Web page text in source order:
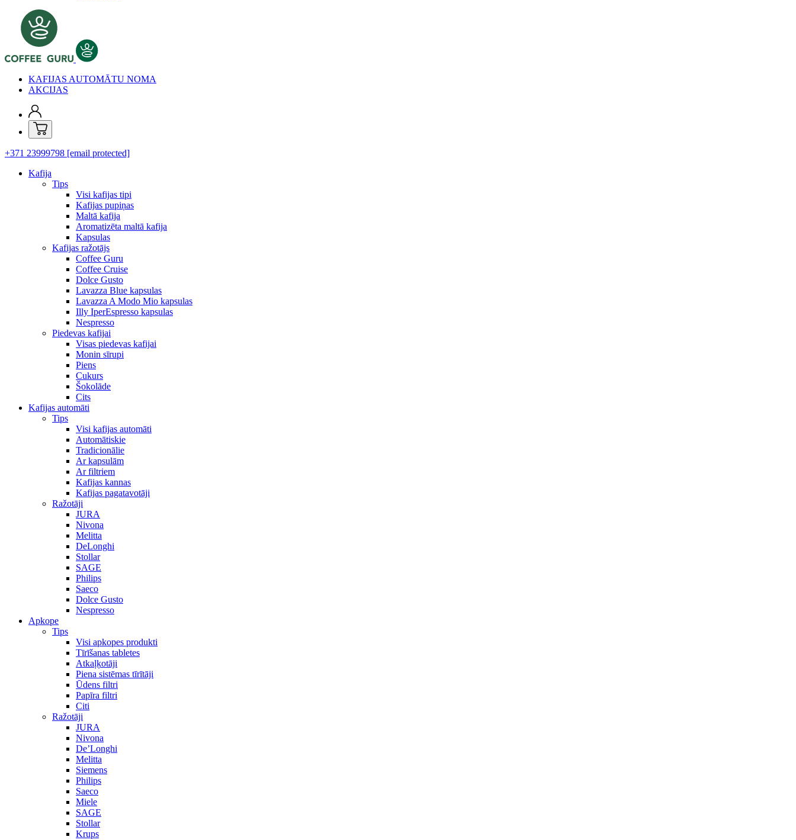
KAFIJAS AUTOMĀTU NOMA
AKCIJAS
+371 23999798 [email protected]
Kafija
Tips
Visi kafijas tipi
Kafijas pupiņas
Maltā kafija
Aromatizēta maltā kafija
Kapsulas
Kafijas ražotājs
Coffee Guru
Coffee Cruise
Dolce Gusto
Lavazza Blue kapsulas
Lavazza A Modo Mio kapsulas
Illy IperEspresso kapsulas
Nespresso
Piedevas kafijai
Visas piedevas kafijai
Monin sīrupi
Piens
Cukurs
Šokolāde
Cits
Kafijas automāti
Tips
Visi kafijas automāti
Automātiskie
Tradicionālie
Ar kapsulām
Ar filtriem
Kafijas kannas
Kafijas pagatavotāji
Ražotāji
JURA
Nivona
Melitta
DeLonghi
Stollar
SAGE
Philips
Saeco
Dolce Gusto
Nespresso
Apkope
Tips
Visi apkopes produkti
Tīrīšanas tabletes
Atkaļķotāji
Piena sistēmas tīrītāji
Ūdens filtri
Papīra filtri
Citi
Ražotāji
JURA
Nivona
De’Longhi
Melitta
Siemens
Philips
Saeco
Miele
SAGE
Stollar
Krups